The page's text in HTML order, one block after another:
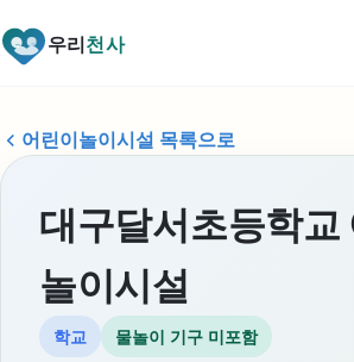
우리천사
어린이놀이시설 목록으로
대구달서초등학교
놀이시설
학교 물놀이 기구 미포함